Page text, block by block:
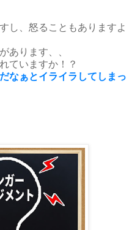
し、怒ることもありますよ
あります、、
ていますか！？
なぁとイライラしてしまっ